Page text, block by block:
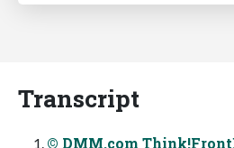
Transcript
© DMM.com